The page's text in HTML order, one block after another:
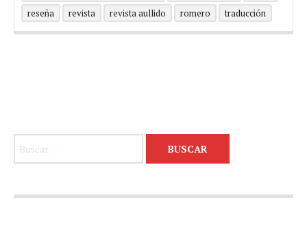
reseña
revista revista aullido romero traducción